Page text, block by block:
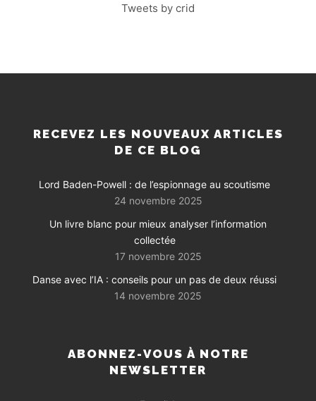
Tweets by crid
RECEVEZ LES NOUVEAUX ARTICLES
DE CE BLOG
Lord Baden-Powell : de l’espionnage au scoutisme
24 novembre 2025
Un livre blanc pour mieux analyser l’information
collectée
17 novembre 2025
Danse avec l’IA : conseils pour un pas de deux réussi
14 novembre 2025
ABONNEZ-VOUS À NOTRE
NEWSLETTER